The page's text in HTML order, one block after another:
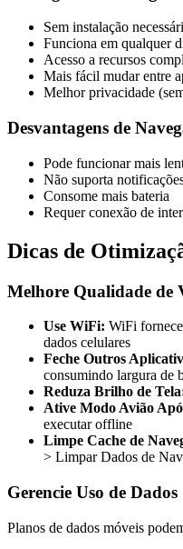
Sem instalação
Funciona em qualquer
Acesso a recursos
Mais fácil mudar entre
Melhor privacidade
Desvantagens de
Pode funcionar mais
Não suporta
Consome mais bateria
Requer conexão de
Dicas de
Melhore Qualidade de
Use WiFi: WiFi
dados celulares
Feche Outros
consumindo largura de
Reduza Brilho de
Ative Modo Avião
executar offline
Limpe Cache de
> Limpar Dados de
Gerencie Uso de Dados
Planos de dados móveis